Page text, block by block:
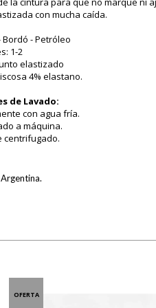
con mucha caída.
Bordó - Petróleo
1-2
elastizado
4% elastano.
de Lavado:
con agua fría.
a máquina.
centrifugado.
OFERTA